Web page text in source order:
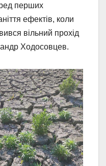
перших
ефектів, коли
вільний прохід
Ходосовцев.